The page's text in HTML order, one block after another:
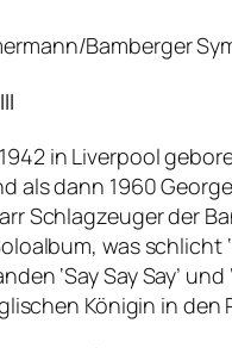
Bamberger
in Liverpool
als dann 1960
Schlagzeuger der
was schlicht
‘Say Say Say’
Königin in